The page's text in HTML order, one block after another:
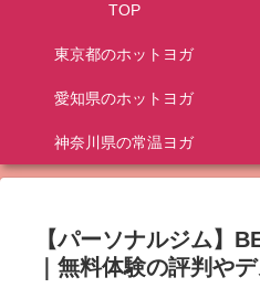
TOP
東京都のホットヨガ
愛知県のホットヨガ
神奈川県の常温ヨガ
【パーソナルジム】
｜無料体験の評判や